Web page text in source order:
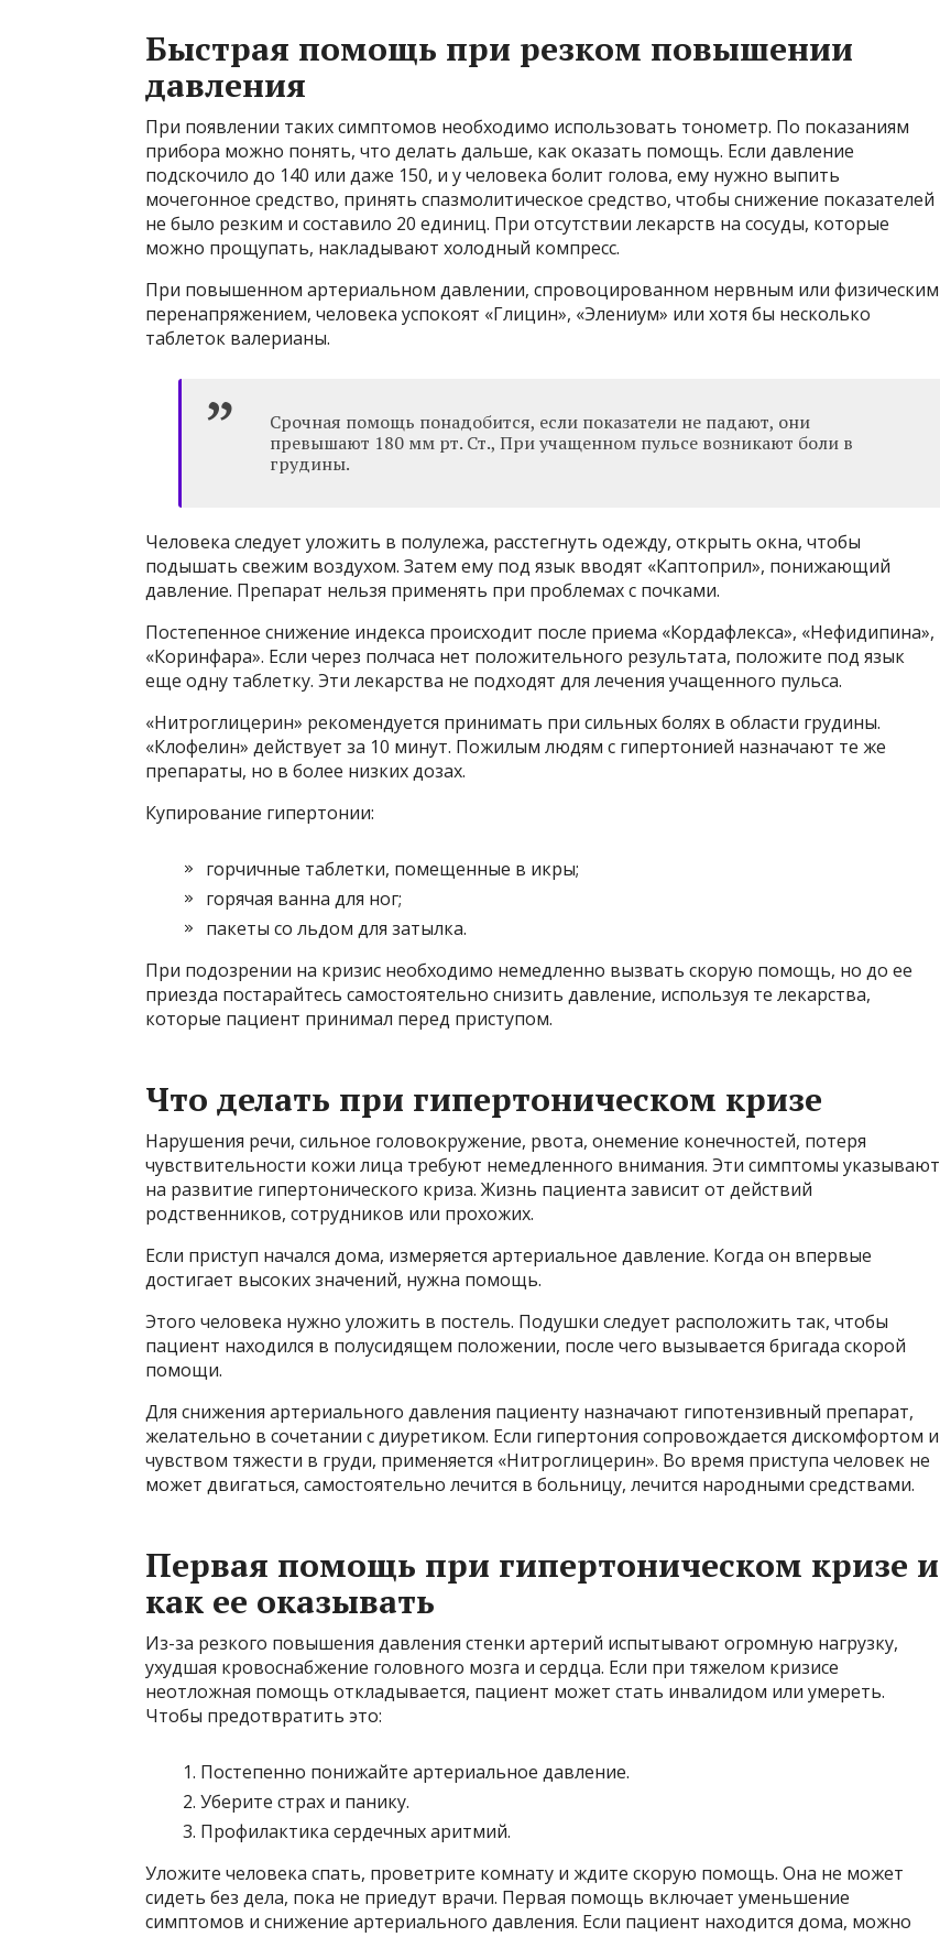
Быстрая помощь при резком повышении
давления
При появлении таких симптомов необходимо использовать тонометр. По показаниям
прибора можно понять, что делать дальше, как оказать помощь. Если давление
подскочило до 140 или даже 150, и у человека болит голова, ему нужно выпить
мочегонное средство, принять спазмолитическое средство, чтобы снижение показателей
не было резким и составило 20 единиц. При отсутствии лекарств на сосуды, которые
можно прощупать, накладывают холодный компресс.
При повышенном артериальном давлении, спровоцированном нервным или физическим
перенапряжением, человека успокоят «Глицин», «Элениум» или хотя бы несколько
таблеток валерианы.
Срочная помощь понадобится, если показатели не падают, они
превышают 180 мм рт. Ст., При учащенном пульсе возникают боли в
грудины.
Человека следует уложить в полулежа, расстегнуть одежду, открыть окна, чтобы
подышать свежим воздухом. Затем ему под язык вводят «Каптоприл», понижающий
давление. Препарат нельзя применять при проблемах с почками.
Постепенное снижение индекса происходит после приема «Кордафлекса», «Нефидипина»,
«Коринфара». Если через полчаса нет положительного результата, положите под язык
еще одну таблетку. Эти лекарства не подходят для лечения учащенного пульса.
«Нитроглицерин» рекомендуется принимать при сильных болях в области грудины.
«Клофелин» действует за 10 минут. Пожилым людям с гипертонией назначают те же
препараты, но в более низких дозах.
Купирование гипертонии:
горчичные таблетки, помещенные в икры;
горячая ванна для ног;
пакеты со льдом для затылка.
При подозрении на кризис необходимо немедленно вызвать скорую помощь, но до ее
приезда постарайтесь самостоятельно снизить давление, используя те лекарства,
которые пациент принимал перед приступом.
Что делать при гипертоническом кризе
Нарушения речи, сильное головокружение, рвота, онемение конечностей, потеря
чувствительности кожи лица требуют немедленного внимания. Эти симптомы указывают
на развитие гипертонического криза. Жизнь пациента зависит от действий
родственников, сотрудников или прохожих.
Если приступ начался дома, измеряется артериальное давление. Когда он впервые
достигает высоких значений, нужна помощь.
Этого человека нужно уложить в постель. Подушки следует расположить так, чтобы
пациент находился в полусидящем положении, после чего вызывается бригада скорой
помощи.
Для снижения артериального давления пациенту назначают гипотензивный препарат,
желательно в сочетании с диуретиком. Если гипертония сопровождается дискомфортом и
чувством тяжести в груди, применяется «Нитроглицерин». Во время приступа человек не
может двигаться, самостоятельно лечится в больницу, лечится народными средствами.
Первая помощь при гипертоническом кризе и
как ее оказывать
Из-за резкого повышения давления стенки артерий испытывают огромную нагрузку,
ухудшая кровоснабжение головного мозга и сердца. Если при тяжелом кризисе
неотложная помощь откладывается, пациент может стать инвалидом или умереть.
Чтобы предотвратить это:
Постепенно понижайте артериальное давление.
Уберите страх и панику.
Профилактика сердечных аритмий.
Уложите человека спать, проветрите комнату и ждите скорую помощь. Она не может
сидеть без дела, пока не приедут врачи. Первая помощь включает уменьшение
симптомов и снижение артериального давления. Если пациент находится дома, можно